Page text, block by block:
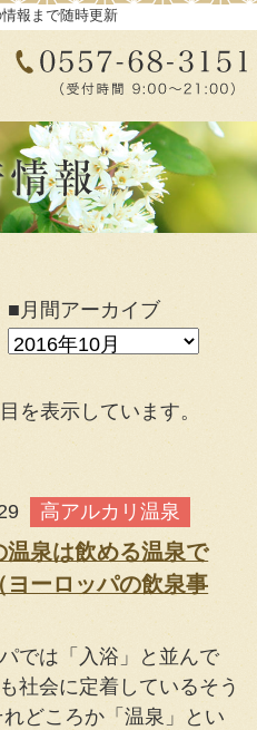
報まで随時更新
■月間アーカイブ
を表示しています。
高アルカリ温泉
温泉は飲める温泉で
ーロッパの飲泉事
では「入浴」と並んで
も社会に定着しているそう
どころか「温泉」とい